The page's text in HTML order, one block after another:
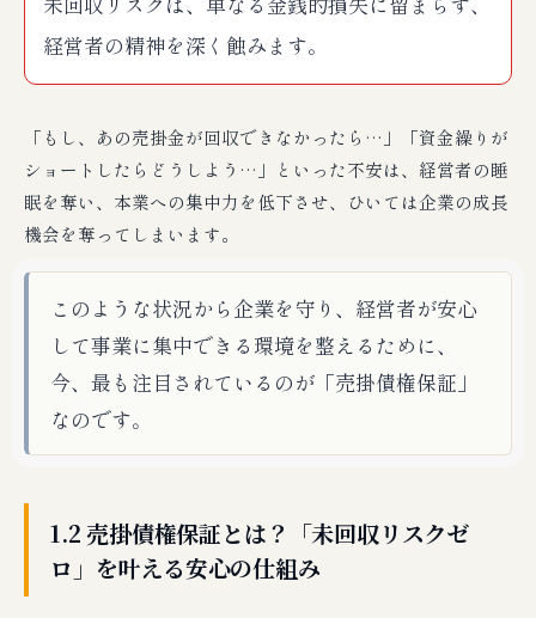
経営者の精神を深く蝕みます。
「もし、あの売掛金が回収できなかったら…」「資金繰りが
ショートしたらどうしよう…」といった不安は、経営者の睡
眠を奪い、本業への集中力を低下させ、ひいては企業の成長
機会を奪ってしまいます。
このような状況から企業を守り、経営者が安心
して事業に集中できる環境を整えるために、
今、最も注目されているのが「売掛債権保証」
なのです。
1.2 売掛債権保証とは？「未回収リスクゼ
ロ」を叶える安心の仕組み